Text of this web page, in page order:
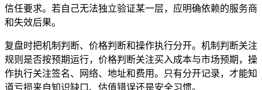
信任要求。若自己无法独立验证某一层，应明确依赖的服务商
和失效后果。
复盘时把机制判断、价格判断和操作执行分开。机制判断关注
规则是否按预期运行，价格判断关注买入成本与市场预期，操
作执行关注签名、网络、地址和费用。只有分开记录，才能知
道亏损来自知识缺口、估值错误还是安全习惯。